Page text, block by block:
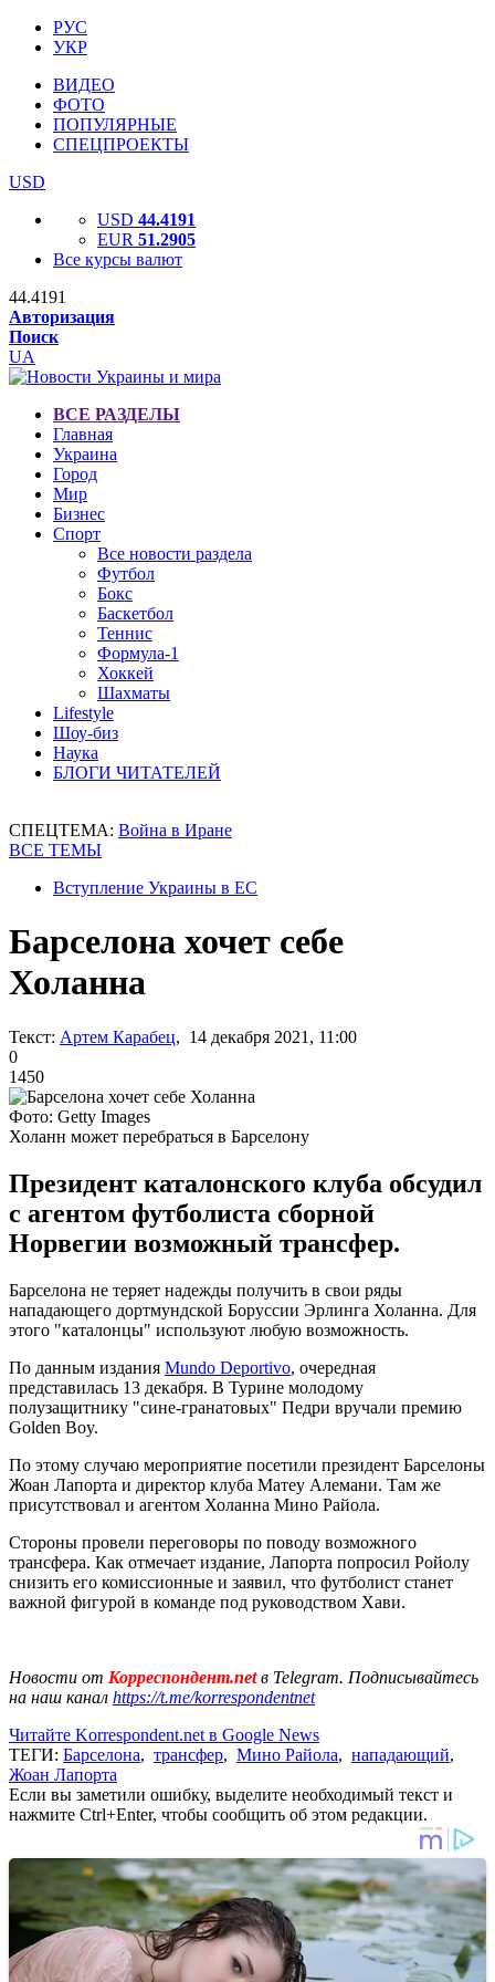
РУС
УКР
ВИДЕО
ФОТО
ПОПУЛЯРНЫЕ
СПЕЦПРОЕКТЫ
USD
USD 44.4191
EUR 51.2905
Все курсы валют
44.4191
Авторизация
Поиск
UA
ВСЕ РАЗДЕЛЫ
Главная
Украина
Город
Мир
Бизнес
Спорт
Все новости раздела
Футбол
Бокс
Баскетбол
Теннис
Формула-1
Хоккей
Шахматы
Lifestyle
Шоу-биз
Наука
БЛОГИ ЧИТАТЕЛЕЙ
СПЕЦТЕМА: Война в Иране
ВСЕ ТЕМЫ
Вступление Украины в ЕС
Барселона хочет себе
Холанна
Текст: Артем Карабец, 14 декабря 2021, 11:00
0
1450
Фото: Getty Images
Холанн может перебраться в Барселону
Президент каталонского клуба обсудил
с агентом футболиста сборной
Норвегии возможный трансфер.
Барселона не теряет надежды получить в свои ряды
нападающего дортмундской Боруссии Эрлинга Холанна. Для
этого "каталонцы" используют любую возможность.
По данным издания Mundo Deportivo, очередная
представилась 13 декабря. В Турине молодому
полузащитнику "сине-гранатовых" Педри вручали премию
Golden Boy.
По этому случаю мероприятие посетили президент Барселоны
Жоан Лапорта и директор клуба Матеу Алемани. Там же
присутствовал и агентом Холанна Мино Райола.
Стороны провели переговоры по поводу возможного
трансфера. Как отмечает издание, Лапорта попросил Ройолу
снизить его комиссионные и заявил, что футболист станет
важной фигурой в команде под руководством Хави.
Новости от Корреспондент.netв Telegram. Подписывайтесь
на наш канал https://t.me/korrespondentnet
Читайте Korrespondent.net в Google News
ТЕГИ: Барселона, трансфер, Мино Райола, нападающий,
Жоан Лапорта
Если вы заметили ошибку, выделите необходимый текст и
нажмите Ctrl+Enter, чтобы сообщить об этом редакции.